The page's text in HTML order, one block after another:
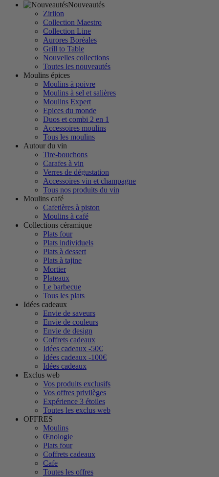
Nouveautés
Zirlion
Collection Maestro
Collection Line
Aurores Boréales
Grill to Table
Nouvelles collections
Toutes les nouveautés
Moulins épices
Moulins à poivre
Moulins à sel et salières
Moulins Expert
Epices du monde
Duos et combi 2 en 1
Accessoires moulins
Tous les moulins
Autour du vin
Tire-bouchons
Carafes à vin
Verres de dégustation
Accessoires vin et champagne
Tous nos produits du vin
Moulins café
Cafetières à piston
Moulins à café
Collections céramique
Plats four
Plats individuels
Plats à dessert
Plats à tajine
Mortier
Plateaux
Le barbecue
Tous les plats
Idées cadeaux
Envie de saveurs
Envie de couleurs
Envie de design
Coffrets cadeaux
Idées cadeaux -50€
Idées cadeaux -100€
Idées cadeaux
Exclus web
Vos produits exclusifs
Vos offres privilèges
Expérience 3 étoiles
Toutes les exclus web
OFFRES
Moulins
Œnologie
Plats four
Coffrets cadeaux
Cafe
Toutes les offres